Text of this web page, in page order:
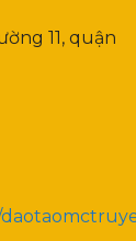
11, quận